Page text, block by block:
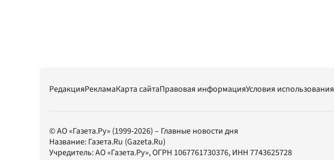
РедакцияРекламаКарта сайтаПравовая информацияУсловия использования
© АО «Газета.Ру» (1999-2026) – Главные новости дня
Название: Газета.Ru (Gazeta.Ru)
Учредитель:АО «Газета.Ру», ОГРН 1067761730376, ИНН 7743625728